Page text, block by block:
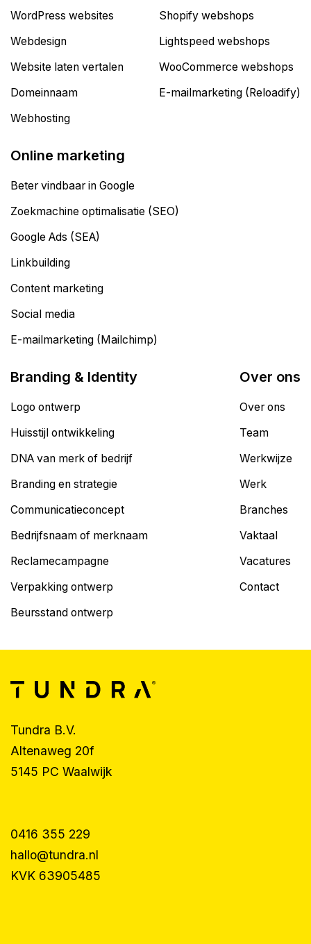
WordPress websites
Webdesign
Website laten vertalen
Domeinnaam
Webhosting
Shopify webshops
Lightspeed webshops
WooCommerce webshops
E-mailmarketing (Reloadify)
Online marketing
Beter vindbaar in Google
Zoekmachine optimalisatie (SEO)
Google Ads (SEA)
Linkbuilding
Content marketing
Social media
E-mailmarketing (Mailchimp)
Branding & Identity
Logo ontwerp
Huisstijl ontwikkeling
DNA van merk of bedrijf
Branding en strategie
Communicatieconcept
Bedrijfsnaam of merknaam
Reclamecampagne
Verpakking ontwerp
Beursstand ontwerp
Over ons
Over ons
Team
Werkwijze
Werk
Branches
Vaktaal
Vacatures
Contact
Tundra B.V.
Altenaweg 20f
5145 PC Waalwijk
0416 355 229
hallo@tundra.nl
KVK 63905485